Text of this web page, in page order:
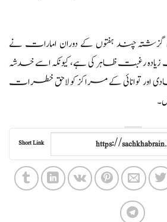
چند ہفتوں کے دوران امارات نے
رغبت ظاہر کی ہے، کیونکہ اسے خدشہ
اور توانائی کے مراکز کو لاحق خطرات
Short Link